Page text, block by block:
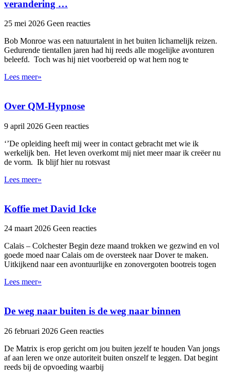
verandering …
25 mei 2026 Geen reacties
Bob Monroe was een natuurtalent in het buiten lichamelijk reizen.
Gedurende tientallen jaren had hij reeds alle mogelijke avonturen
beleefd. Toch was hij niet voorbereid op wat hem nog te
Lees meer»
Over QM-Hypnose
9 april 2026 Geen reacties
‘’De opleiding heeft mij weer in contact gebracht met wie ik
werkelijk ben. Het leven overkomt mij niet meer maar ik creëer nu
de vorm. Ik blijf hier nu rotsvast
Lees meer»
Koffie met David Icke
24 maart 2026 Geen reacties
Calais – Colchester Begin deze maand trokken we gezwind en vol
goede moed naar Calais om de oversteek naar Dover te maken.
Uitkijkend naar een avontuurlijke en zonovergoten bootreis togen
Lees meer»
De weg naar buiten is de weg naar binnen
26 februari 2026 Geen reacties
De Matrix is erop gericht om jou buiten jezelf te houden Van jongs
af aan leren we onze autoriteit buiten onszelf te leggen. Dat begint
reeds bij de opvoeding waarbij